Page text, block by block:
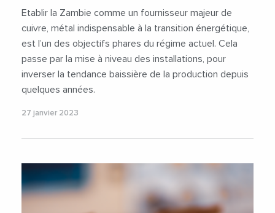
Etablir la Zambie comme un fournisseur majeur de
cuivre, métal indispensable à la transition énergétique,
est l’un des objectifs phares du régime actuel. Cela
passe par la mise à niveau des installations, pour
inverser la tendance baissière de la production depuis
quelques années.
27 janvier 2023